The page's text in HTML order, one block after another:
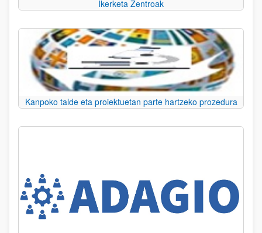
Ikerketa Zentroak
Kanpoko talde eta proiektuetan parte hartzeko prozedura